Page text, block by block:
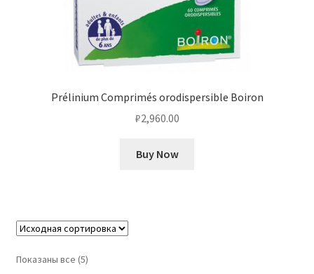
Prélinium Comprimés orodispersible Boiron
₽2,960.00
Buy Now
Показаны все (5)